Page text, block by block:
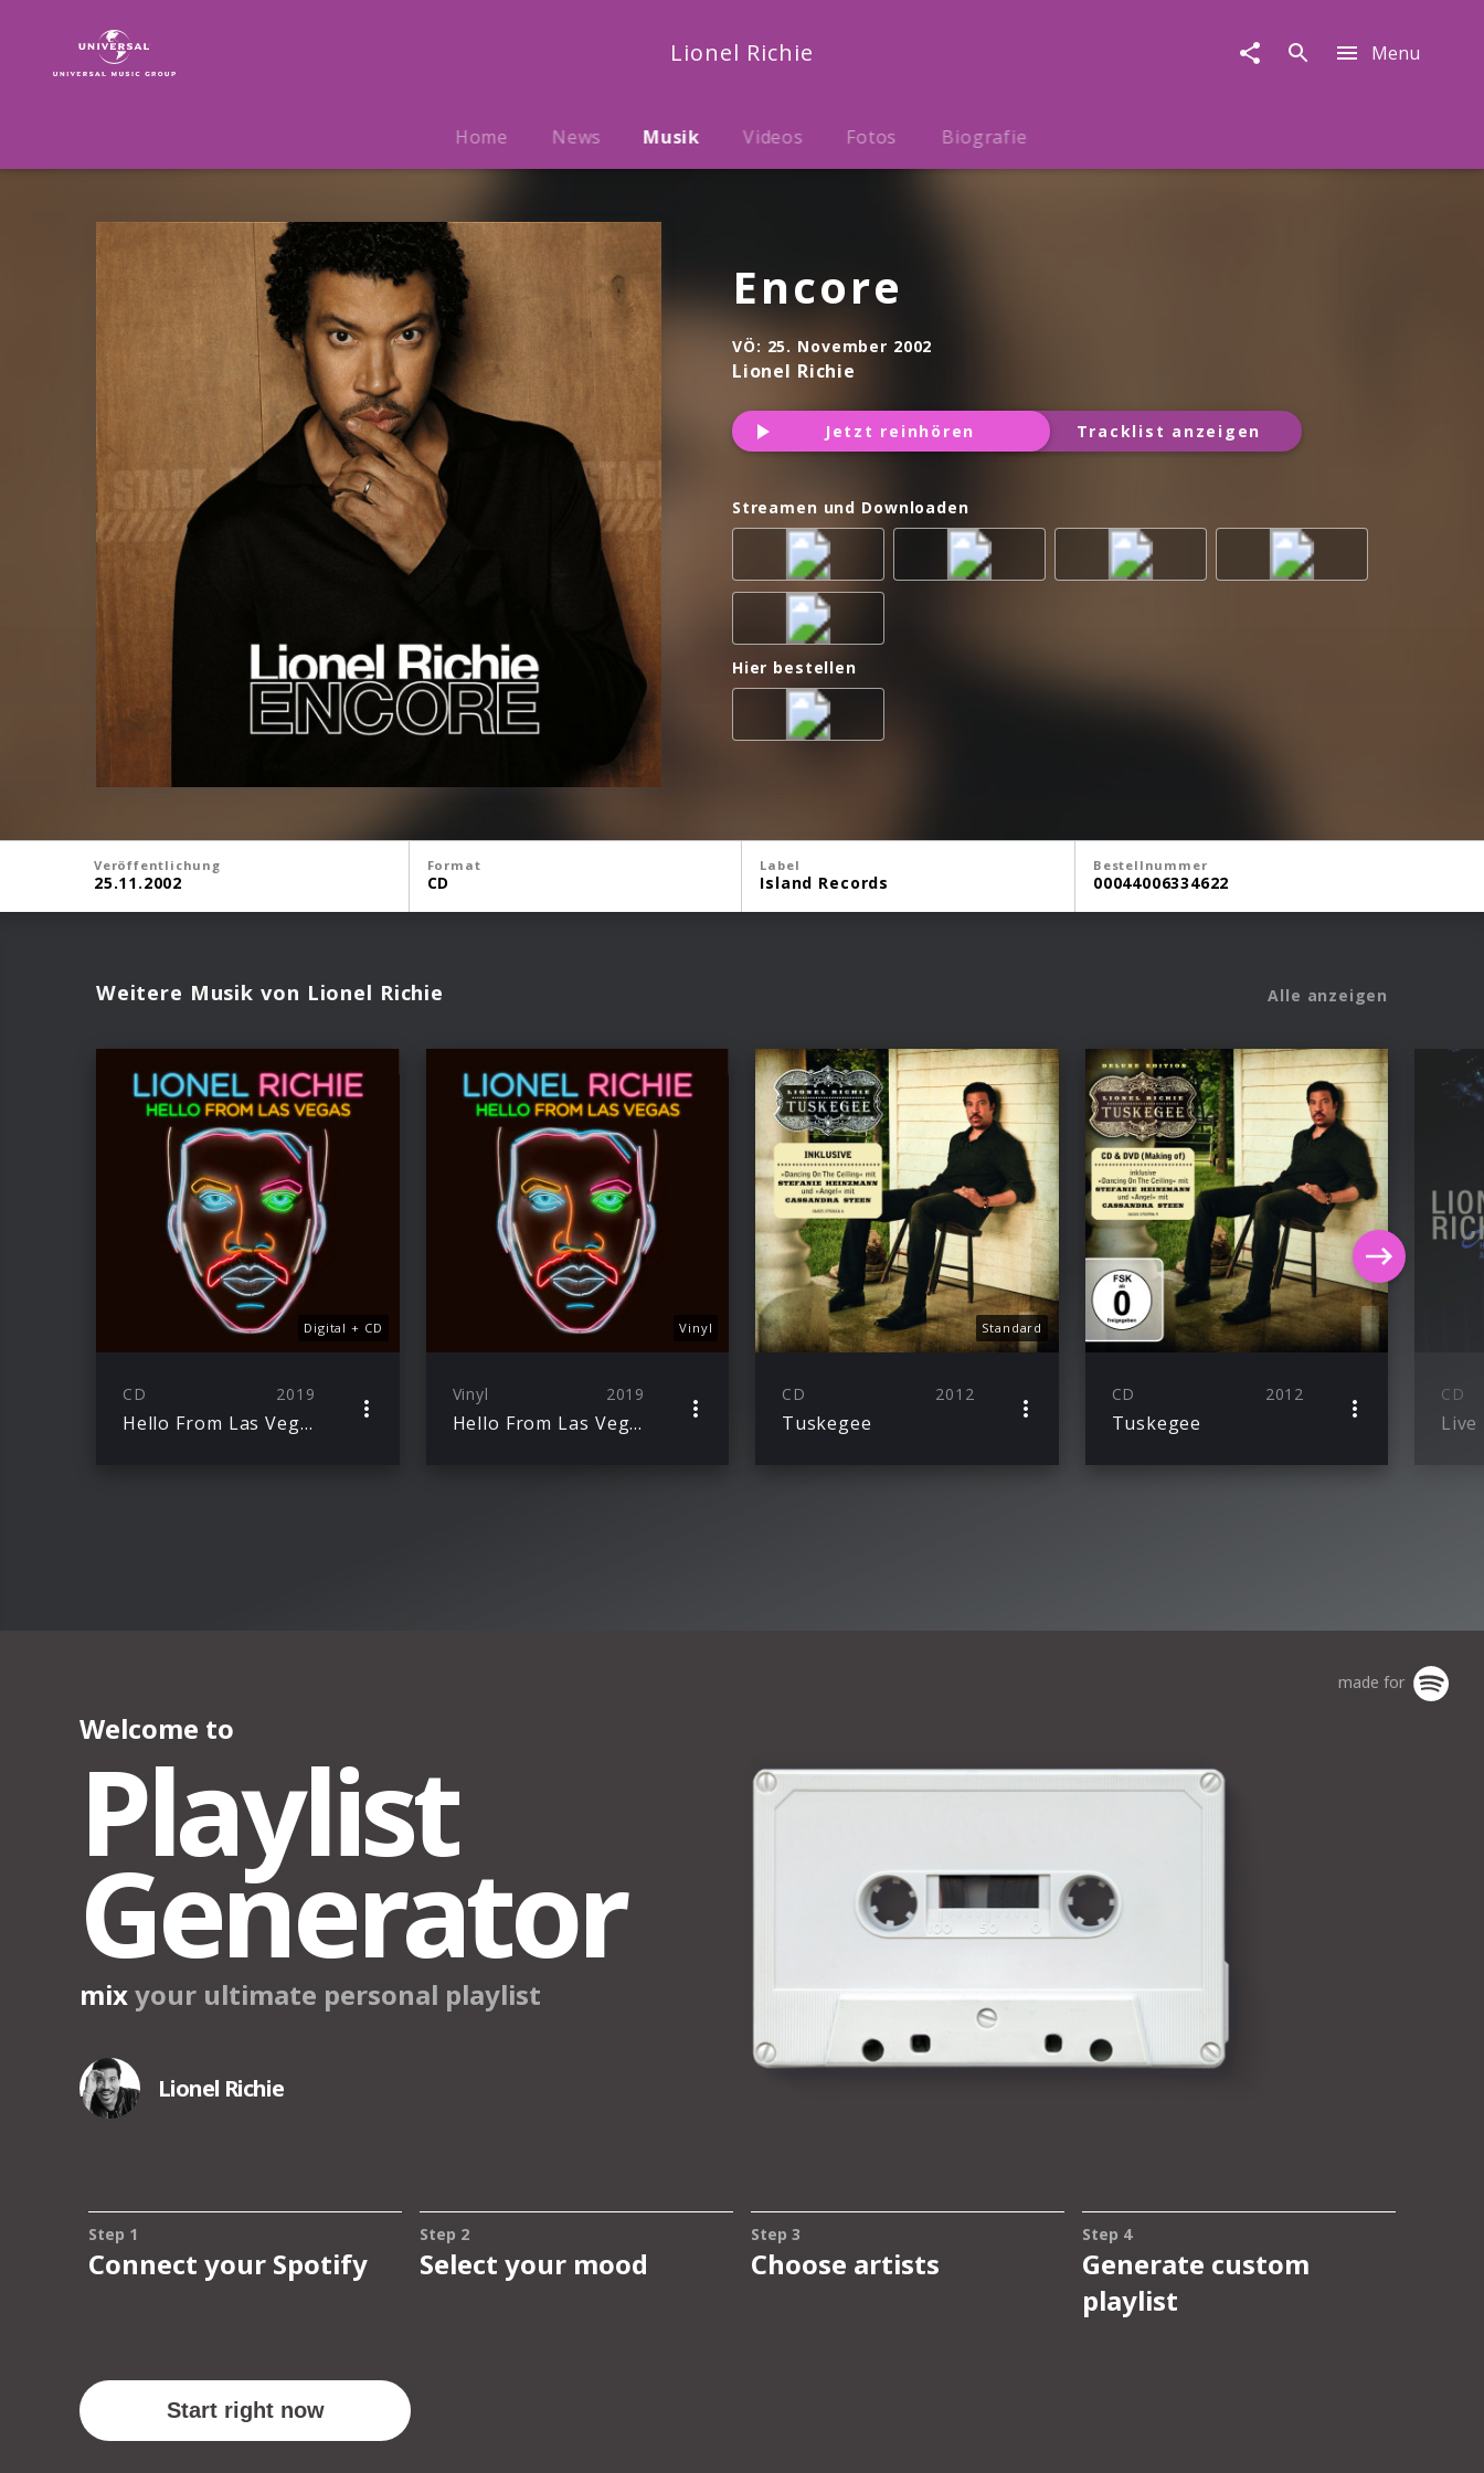
Lionel Richie Menu
Home News Musik Videos Fotos Biografie
Encore
VÖ: 25. November 2002
Lionel Richie
Jetzt reinhören Tracklist anzeigen
Streamen und Downloaden
Hier bestellen
Veröffentlichung
25.11.2002
Format
CD
Label
Island Records
Bestellnummer
00044006334622
Weitere Musik von Lionel Richie Alle anzeigen
Digital + CD
CD 2019
Hello From Las Vegas
Vinyl
Vinyl 2019
Hello From Las Vegas
Standard
CD 2012
Tuskegee
CD 2012
Tuskegee
CD
Live